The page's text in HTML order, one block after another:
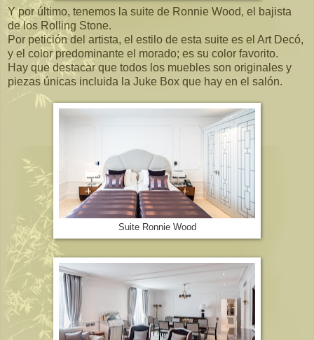
Y por último, tenemos la suite de Ronnie Wood, el bajista
de los Rolling Stone.
Por petición del artista, el estilo de esta suite es el Art Decó,
y el color predominante el morado; es su color favorito.
Hay que destacar que todos los muebles son originales y
piezas únicas incluida la Juke Box que hay en el salón.
Suite Ronnie Wood